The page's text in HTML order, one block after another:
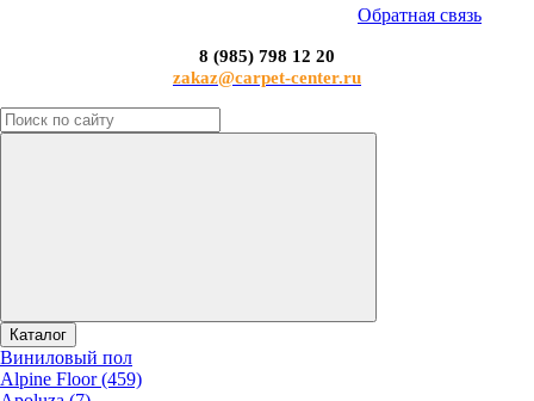
Обратная связь
8 (985) 798 12 20
zakaz@carpet-center.ru
Каталог
Виниловый пол
Alpine Floor (459)